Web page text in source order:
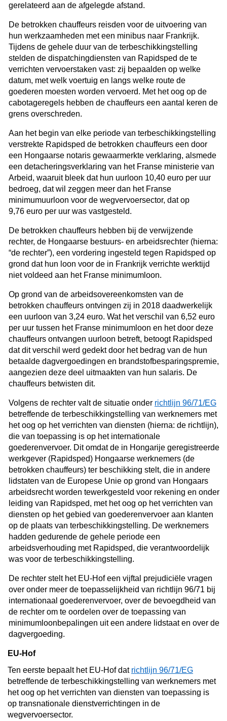
gerelateerd aan de afgelegde afstand.
De betrokken chauffeurs reisden voor de uitvoering van
hun werkzaamheden met een minibus naar Frankrijk.
Tijdens de gehele duur van de terbeschikkingstelling
stelden de dispatchingdiensten van Rapidsped de te
verrichten vervoerstaken vast: zij bepaalden op welke
datum, met welk voertuig en langs welke route de
goederen moesten worden vervoerd. Met het oog op de
cabotageregels hebben de chauffeurs een aantal keren de
grens overschreden.
Aan het begin van elke periode van terbeschikkingstelling
verstrekte Rapidsped de betrokken chauffeurs een door
een Hongaarse notaris gewaarmerkte verklaring, alsmede
een detacheringsverklaring van het Franse ministerie van
Arbeid, waaruit bleek dat hun uurloon 10,40 euro per uur
bedroeg, dat wil zeggen meer dan het Franse
minimumuurloon voor de wegvervoersector, dat op
9,76 euro per uur was vastgesteld.
De betrokken chauffeurs hebben bij de verwijzende
rechter, de Hongaarse bestuurs- en arbeidsrechter (hierna:
“de rechter”), een vordering ingesteld tegen Rapidsped op
grond dat hun loon voor de in Frankrijk verrichte werktijd
niet voldeed aan het Franse minimumloon.
Op grond van de arbeidsovereenkomsten van de
betrokken chauffeurs ontvingen zij in 2018 daadwerkelijk
een uurloon van 3,24 euro. Wat het verschil van 6,52 euro
per uur tussen het Franse minimumloon en het door deze
chauffeurs ontvangen uurloon betreft, betoogt Rapidsped
dat dit verschil werd gedekt door het bedrag van de hun
betaalde dagvergoedingen en brandstofbesparingspremie,
aangezien deze deel uitmaakten van hun salaris. De
chauffeurs betwisten dit.
Volgens de rechter valt de situatie onder richtlijn 96/71/EG
betreffende de terbeschikkingstelling van werknemers met
het oog op het verrichten van diensten (hierna: de richtlijn),
die van toepassing is op het internationale
goederenvervoer. Dit omdat de in Hongarije geregistreerde
werkgever (Rapidsped) Hongaarse werknemers (de
betrokken chauffeurs) ter beschikking stelt, die in andere
lidstaten van de Europese Unie op grond van Hongaars
arbeidsrecht worden tewerkgesteld voor rekening en onder
leiding van Rapidsped, met het oog op het verrichten van
diensten op het gebied van goederenvervoer aan klanten
op de plaats van terbeschikkingstelling. De werknemers
hadden gedurende de gehele periode een
arbeidsverhouding met Rapidsped, die verantwoordelijk
was voor de terbeschikkingstelling.
De rechter stelt het EU-Hof een vijftal prejudiciële vragen
over onder meer de toepasselijkheid van richtlijn 96/71 bij
internationaal goederenvervoer, over de bevoegdheid van
de rechter om te oordelen over de toepassing van
minimumloonbepalingen uit een andere lidstaat en over de
dagvergoeding.
EU-Hof
Ten eerste bepaalt het EU-Hof dat richtlijn 96/71/EG
betreffende de terbeschikkingstelling van werknemers met
het oog op het verrichten van diensten van toepassing is
op transnationale dienstverrichtingen in de
wegvervoersector.